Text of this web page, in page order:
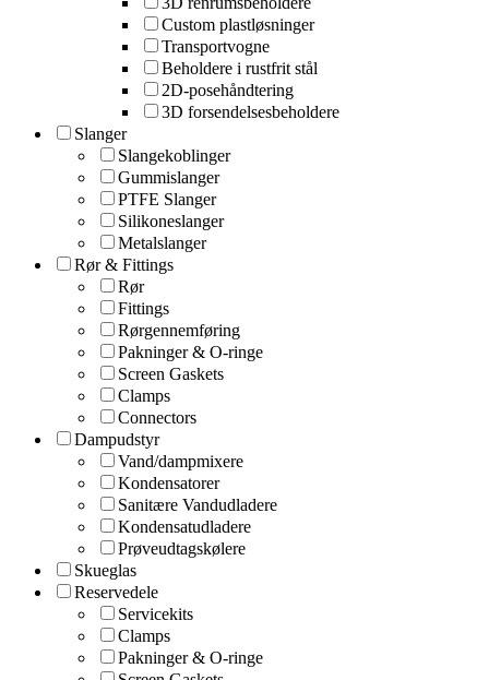
Custom plastløsninger
Transportvogne
Beholdere i rustfrit stål
2D-posehåndtering
3D forsendelsesbeholdere
Slanger
Slangekoblinger
Gummislanger
PTFE Slanger
Silikoneslanger
Metalslanger
Rør & Fittings
Rør
Fittings
Rørgennemføring
Pakninger & O-ringe
Screen Gaskets
Clamps
Connectors
Dampudstyr
Vand/dampmixere
Kondensatorer
Sanitære Vandudladere
Kondensatudladere
Prøveudtagskølere
Skueglas
Reservedele
Servicekits
Clamps
Pakninger & O-ringe